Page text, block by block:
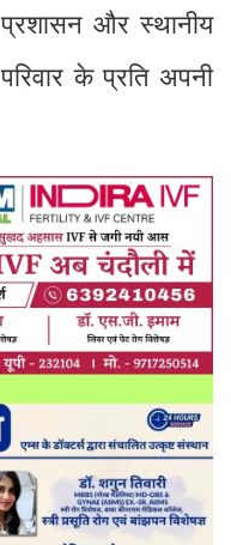
प्रशासन और स्थानीय
के प्रति अपनी